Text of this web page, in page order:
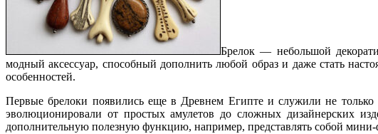
Брелок — небольшой
модный аксессуар, способный дополнить любой образ и даже стать
особенностей.
Первые брелоки появились еще в Древнем Египте и служили не
эволюционировали от простых амулетов до сложных дизайнерских
дополнительную полезную функцию, например, представлять собой